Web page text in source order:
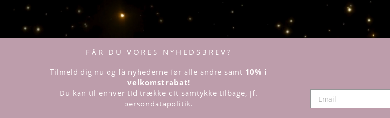
FÅR DU VORES NYHEDSBREV?
Tilmeld dig nu og få nyhederne før alle andre samt 10% i
velkomstrabat!
Du kan til enhver tid trække dit samtykke tilbage, jf.
persondatapolitik.